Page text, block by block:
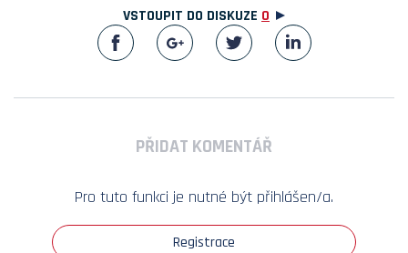
VSTOUPIT DO DISKUZE 0
PŘIDAT KOMENTÁŘ
Pro tuto funkci je nutné být přihlášen/a.
Registrace